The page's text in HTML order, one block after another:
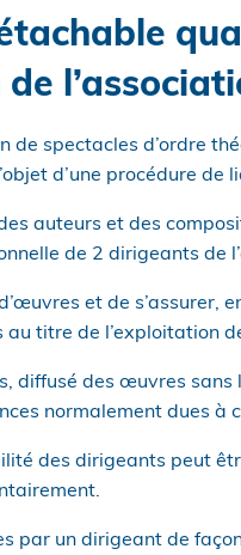
de spectacles d’ordre
d’une procédure de
auteurs et des
de 2 dirigeants de
et de s’assurer,
titre de l’exploitation
diffusé des œuvres
normalement dues à
des dirigeants peut
par un dirigeant de